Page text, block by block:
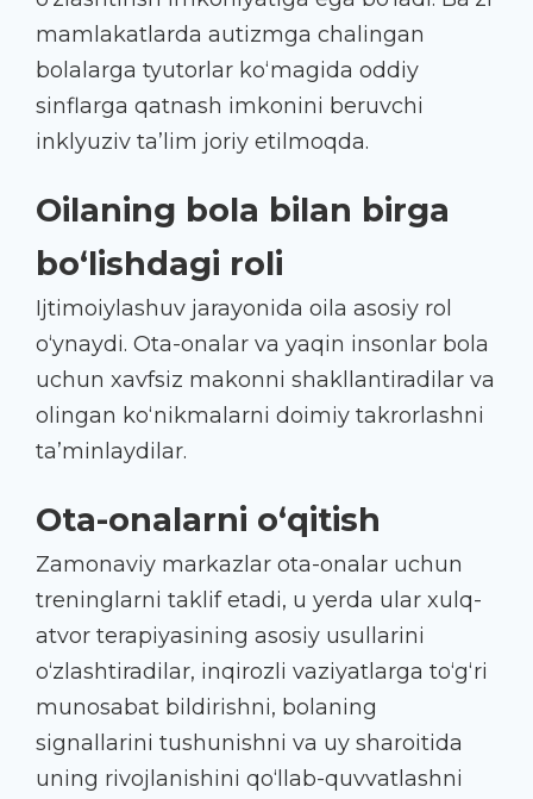
mamlakatlarda autizmga chalingan
bolalarga tyutorlar ko‘magida oddiy
sinflarga qatnash imkonini beruvchi
inklyuziv ta’lim joriy etilmoqda.
Oilaning bola bilan birga
bo‘lishdagi roli
Ijtimoiylashuv jarayonida oila asosiy rol
o‘ynaydi. Ota-onalar va yaqin insonlar bola
uchun xavfsiz makonni shakllantiradilar va
olingan ko‘nikmalarni doimiy takrorlashni
ta’minlaydilar.
Ota-onalarni o‘qitish
Zamonaviy markazlar ota-onalar uchun
treninglarni taklif etadi, u yerda ular xulq-
atvor terapiyasining asosiy usullarini
o‘zlashtiradilar, inqirozli vaziyatlarga to‘g‘ri
munosabat bildirishni, bolaning
signallarini tushunishni va uy sharoitida
uning rivojlanishini qo‘llab-quvvatlashni